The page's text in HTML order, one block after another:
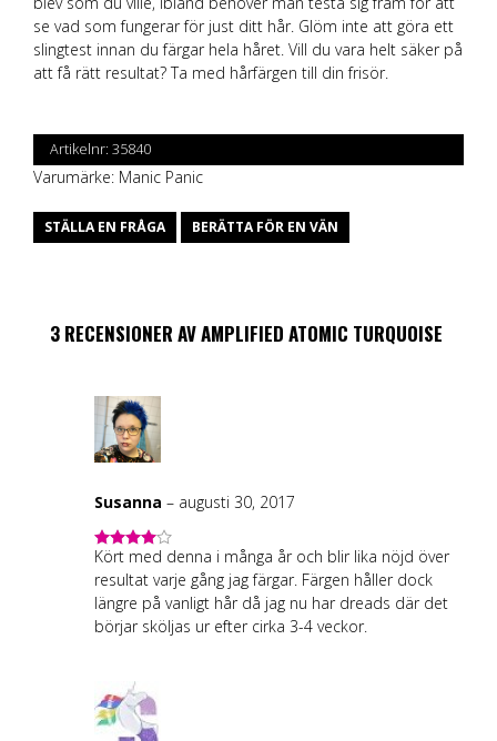
se vad som fungerar för just ditt hår. Glöm inte att göra ett
slingtest innan du färgar hela håret. Vill du vara helt säker på
att få rätt resultat? Ta med hårfärgen till din frisör.
Artikelnr: 35840
Varumärke: Manic Panic
STÄLLA EN FRÅGA BERÄTTA FÖR EN VÄN
3 RECENSIONER AVAMPLIFIED ATOMIC TURQUOISE
Susanna – augusti 30, 2017
4out of
5
Kört med denna i många år och blir lika nöjd över
resultat varje gång jag färgar. Färgen håller dock
längre på vanligt hår då jag nu har dreads där det
börjar sköljas ur efter cirka 3-4 veckor.